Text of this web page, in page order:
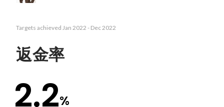
Targets achieved Jan 2022 - Dec 2022
返金率
2.2%